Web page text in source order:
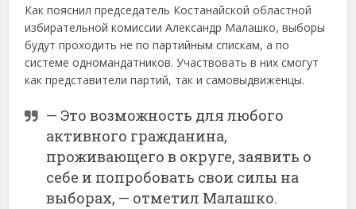
Как пояснил председатель Костанайской областной
избирательной комиссии Александр Малашко, выборы
будут проходить не по партийным спискам, а по
системе одномандатников. Участвовать в них смогут
как представители партий, так и самовыдвиженцы.
— Это возможность для любого
активного гражданина,
проживающего в округе, заявить о
себе и попробовать свои силы на
выборах, — отметил Малашко.